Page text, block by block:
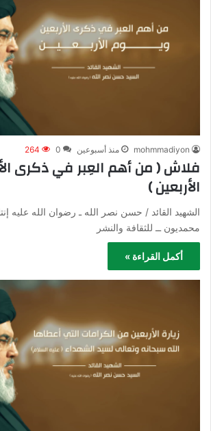
mohmmadiyon منذ أسبوعين 0
264
فلاش ( من أهم العِبر في ذكرى
الأربعين )
الشهيد القائد / حسن نصر الله ـ رضوان الله عليه
محمديون ــ للثقافة والنشر
أكمل القراءة »